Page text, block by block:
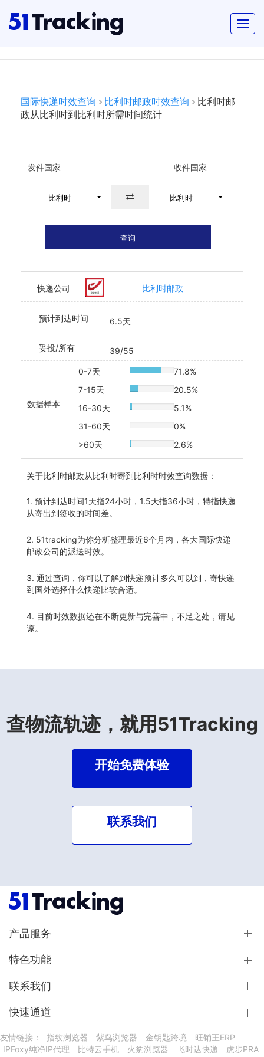
国际快递时效查询 比利时邮政时效查询
比利时邮
政从比利时到比利时所需时间统计
发件国家 收件国家
比利时 比利时
查询
快递公司 比利时邮政
预计到达时间 6.5天
妥投/所有 39/55
数据样本
0-7天 20% Complete
71.8%
7-15天
20% Complete20.5%
16-30天
20% Complete5.1%
31-60天
20% Complete0%
>60天
20% Complete2.6%
关于比利时邮政从比利时寄到比利时时效查询数据：
1. 预计到达时间1天指24小时，1.5天指36小时，特指快递
从寄出到签收的时间差。
2. 51tracking为你分析整理最近6个月内，各大国际快递
邮政公司的派送时效。
3. 通过查询，你可以了解到快递预计多久可以到，寄快递
到国外选择什么快递比较合适。
4. 目前时效数据还在不断更新与完善中，不足之处，请见
谅。
查物流轨迹，就用51Tracking
开始免费体验
联系我们
产品服务
特色功能
联系我们
快速通道
友情链接： 指纹浏览器 紫鸟浏览器 金钥匙跨境
旺销王ERP
IPFoxy纯净IP代理
比特云手机 火豹浏览器 飞时达快递
虎步PRA